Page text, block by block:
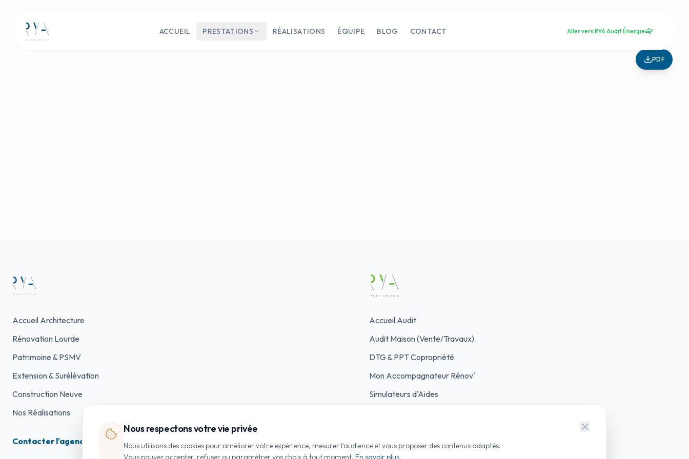
ACCUEIL PRESTATIONS RÉALISATIONS ÉQUIPE BLOG CONTACT Aller vers RYA Audit Énergie
PDF
Accueil Architecture
Rénovation Lourde
Patrimoine & PSMV
Extension & Surélévation
Construction Neuve
Nos Réalisations
Contacter l'agence
Accueil Audit
Audit Maison (Vente/Travaux)
DTG & PPT Copropriété
Mon Accompagnateur Rénov'
Simulateurs d'Aides
Nous respectons votre vie privée
Nous utilisons des cookies pour améliorer votre expérience, mesurer l'audience et vous proposer des contenus adaptés.
Vous pouvez accepter, refuser ou paramétrer vos choix à tout moment. En savoir plus.